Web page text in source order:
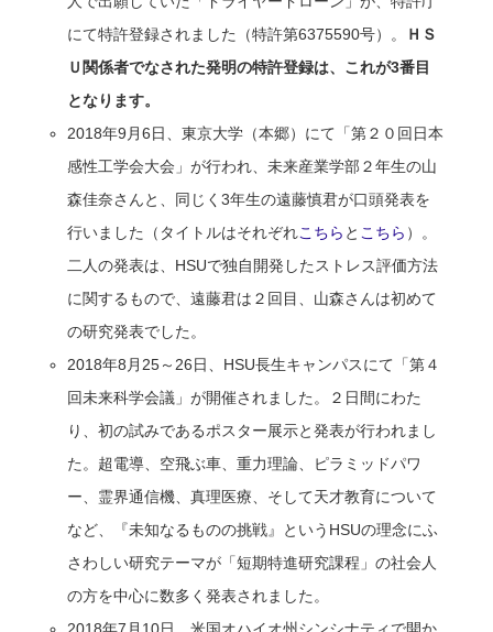
にて特許登録されました（特許第6375590号）。
ＨＳ
Ｕ関係者でなされた発明の特許登録は、これが3番目
となります。
2018年9月6日、東京大学（本郷）にて「第２０回日本
感性工学会大会」が行われ、未来産業学部２年生の山
森佳奈さんと、同じく3年生の遠藤慎君が口頭発表を
行いました（タイトルはそれぞれこちら と こちら ）。
二人の発表は、HSUで独自開発したストレス評価方法
に関するもので、遠藤君は２回目、山森さんは初めて
の研究発表でした。
2018年8月25～26日、HSU長生キャンパスにて「第４
回未来科学会議」が開催されました。２日間にわた
り、初の試みであるポスター展示と発表が行われまし
た。超電導、空飛ぶ車、重力理論、ピラミッドパワ
ー、霊界通信機、真理医療、そして天才教育について
など、『未知なるものの挑戦』というHSUの理念にふ
さわしい研究テーマが「短期特進研究課程」の社会人
の方を中心に数多く発表されました。
2018年7月10日、米国オハイオ州シンシナティで開か